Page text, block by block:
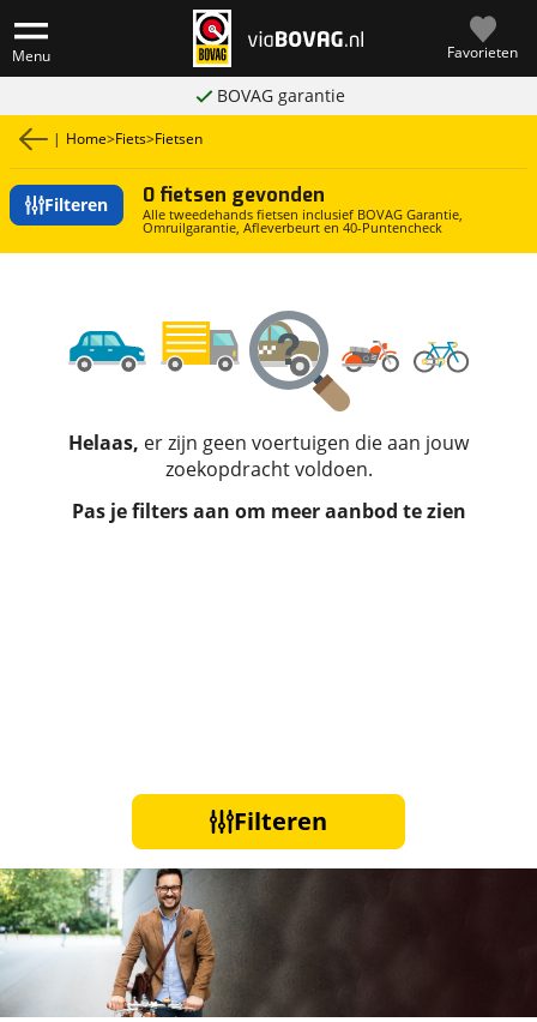
Menu Favorieten
BOVAG garantie
| Home>Fiets>Fietsen
Filteren 0 fietsen gevonden
Alle tweedehands fietsen inclusief BOVAG Garantie,
Omruilgarantie, Afleverbeurt en 40-Puntencheck
Helaas, er zijn geen voertuigen die aan jouw
zoekopdracht voldoen.
Pas je filters aan om meer aanbod te zien
Filteren